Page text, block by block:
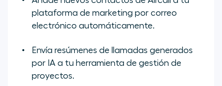
plataforma de marketing por correo
electrónico automáticamente.
Envía resúmenes de llamadas generados
por IA a tu herramienta de gestión de
proyectos.